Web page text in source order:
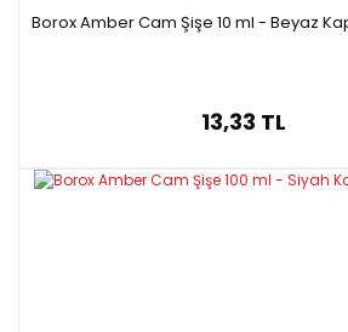
Borox Amber Cam Şişe 10 ml - Beyaz
13,33 TL